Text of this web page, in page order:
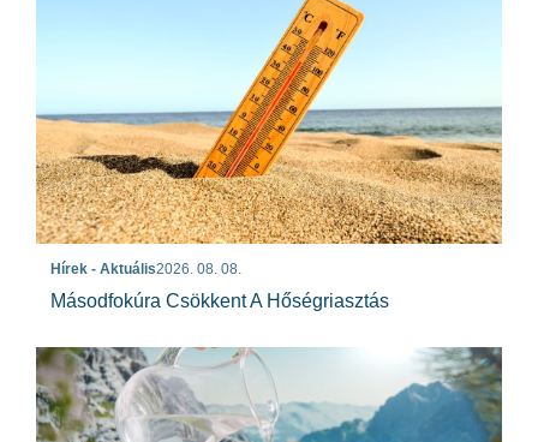
Hírek - Aktuális2026. 08. 08.
Másodfokúra Csökkent A Hőségriasztás